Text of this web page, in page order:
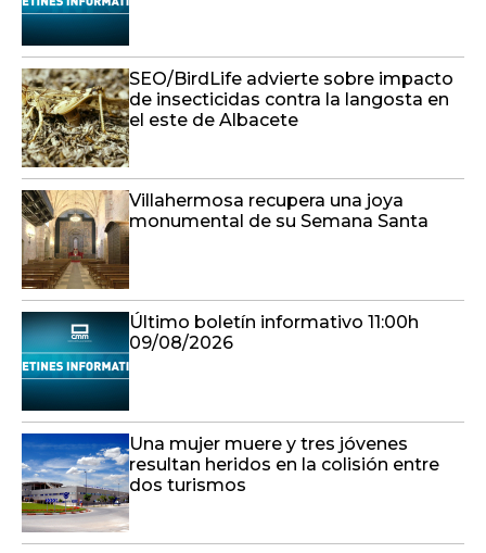
SEO/BirdLife advierte sobre impacto
de insecticidas contra la langosta en
el este de Albacete
Villahermosa recupera una joya
monumental de su Semana Santa
Último boletín informativo 11:00h
09/08/2026
Una mujer muere y tres jóvenes
resultan heridos en la colisión entre
dos turismos